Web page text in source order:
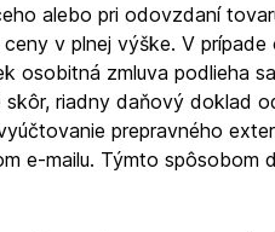
alebo pri odovzdaní
v plnej výške. V
osobitná zmluva podlieha
riadny daňový doklad
prepravného
e-mailu. Týmto